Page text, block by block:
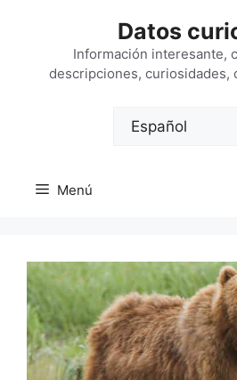
Datos
Información interesante,
descripciones, curiosidades,
Elegir
Menú